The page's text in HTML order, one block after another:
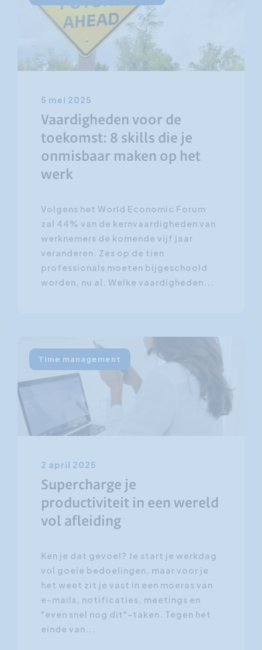
5 mei 2025
Vaardigheden voor de
toekomst: 8 skills die je
onmisbaar maken op het
werk
Volgens het World Economic Forum
zal 44% van de kernvaardigheden van
werknemers de komende vijf jaar
veranderen. Zes op de tien
professionals moeten bijgeschoold
worden, nu al. Welke vaardigheden...
Time management
2 april 2025
Supercharge je
productiviteit in een wereld
vol afleiding
Ken je dat gevoel? Je start je werkdag
vol goeie bedoelingen, maar voor je
het weet zit je vast in een moeras van
e-mails, notificaties, meetings en
"even snel nog dit"-taken. Tegen het
einde van...